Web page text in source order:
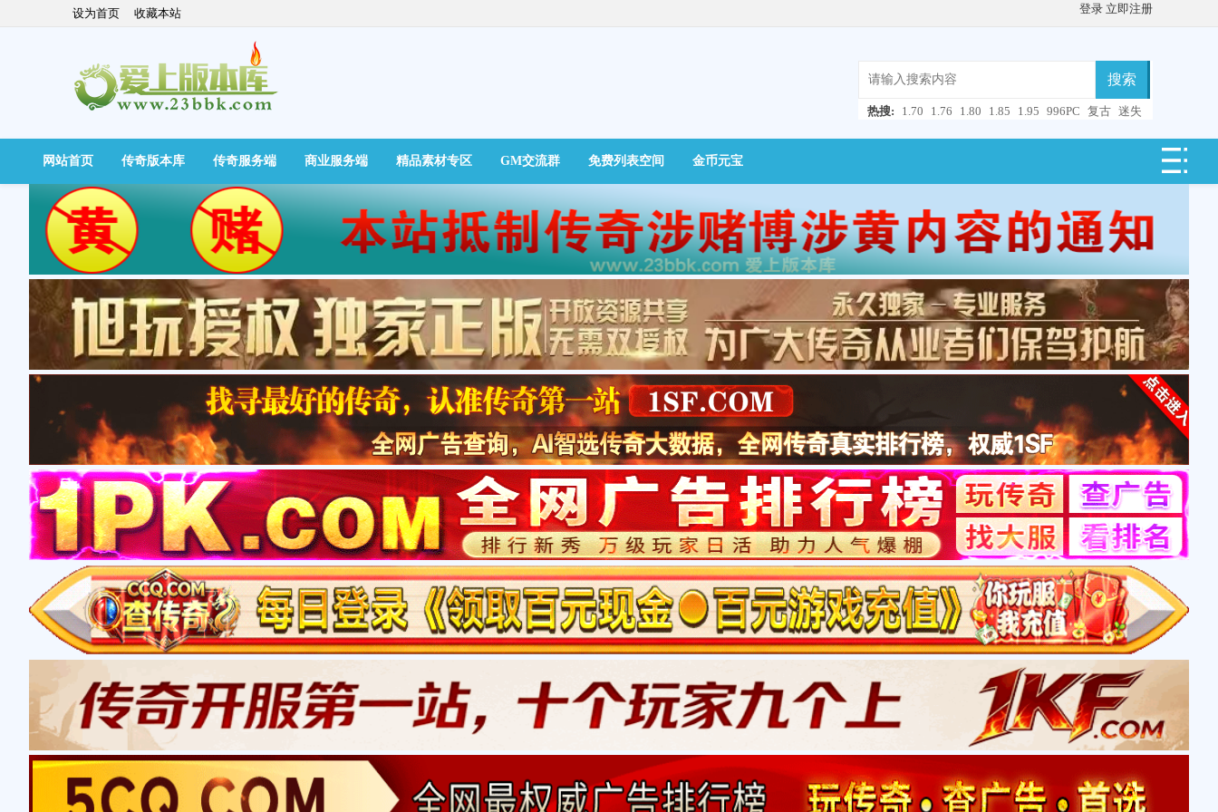
设为首页 收藏本站 登录 立即注册
搜索
热搜: 1.70 1.76 1.80 1.85 1.95 996PC 复古 迷失
快捷导航
网站首页 传奇版本库 传奇服务端 商业服务端 精品素材专区 GM交流群 免费列表空间 金币元宝